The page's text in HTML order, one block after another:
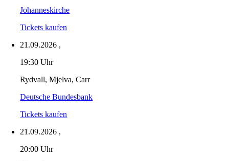
Johanneskirche
Tickets kaufen
21.09.2026 ,
19:30 Uhr
Rydvall, Mjelva, Carr
Deutsche Bundesbank
Tickets kaufen
21.09.2026 ,
20:00 Uhr